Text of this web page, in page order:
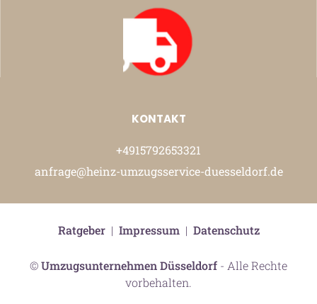
KONTAKT
+4915792653321
anfrage@heinz-umzugsservice-duesseldorf.de
©Umzugsunternehmen Düsseldorf - Alle Rechte
vorbehalten.
Ratgeber| Impressum| Datenschutz